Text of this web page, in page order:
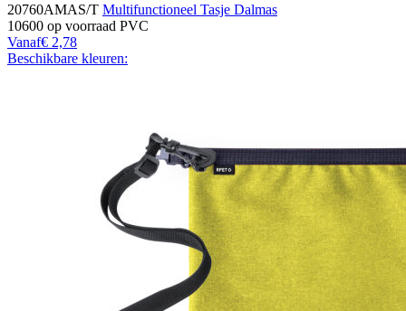
20760AMAS/T Multifunctioneel Tasje Dalmas
10600 op voorraad PVC
Vanaf€ 2,78
Beschikbare kleuren: